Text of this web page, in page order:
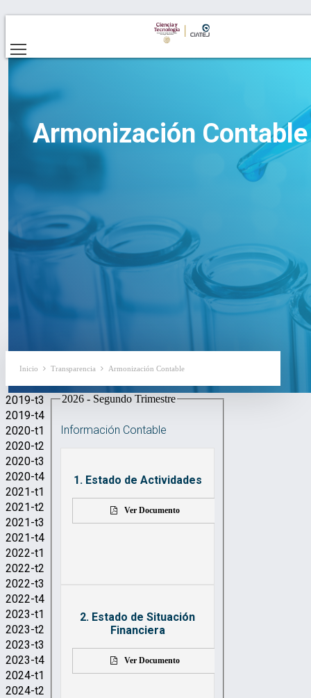
Armonización Contable
Inicio Transparencia Armonización Contable
2019-t3
2019-t4
2020-t1
2020-t2
2020-t3
2020-t4
2021-t1
2021-t2
2021-t3
2021-t4
2022-t1
2022-t2
2022-t3
2022-t4
2023-t1
2023-t2
2023-t3
2023-t4
2024-t1
2024-t2
2026 - Segundo Trimestre
Información Contable
1. Estado de Actividades
Ver Documento
2. Estado de Situación
Financiera
Ver Documento